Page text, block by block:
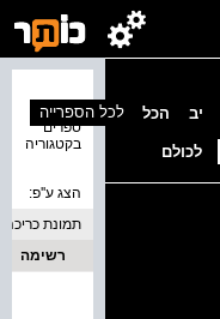
יב הכל
לכולם
ספרים
בקטגוריה
לכל הספרייה
הצג ע''פ:
תמונת כריכה
רשימה